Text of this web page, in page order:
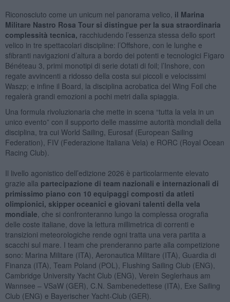
Riconosciuto come un unicum nel panorama velico, il Marina
Militare Nastro Rosa Tour si distingue per la sua straordinaria
complessità tecnica, racchiudendo l’essenza stessa dello sport
velico in tre spettacolari discipline: l’Offshore, con le lunghe e
sfibranti navigazioni d’altura a bordo dei potenti e tecnologici Figaro
Bénéteau 3, primi monotipi di serie dotati di foil; l’Inshore, con
regate avvincenti a ridosso della costa sui piccoli e velocissimi
Waszp; e infine il Board, la disciplina acrobatica del Wing Foil che
regalerà grandi emozioni a pochi metri dalla spiaggia.
Una formula rivoluzionaria che mette in scena “tutta la vela in un
unico evento” con il supporto delle massime autorità mondiali della
disciplina, tra cui World Sailing, Eurosaf (European Sailing
Federation), FIV (Federazione Italiana Vela) e RORC (Royal Ocean
Racing Club).
Il livello agonistico dell’edizione 2026 è particolarmente elevato
grazie alla partecipazione di team nazionali e internazionali di
primissimo piano con 10 equipaggi composti da atleti
olimpionici, skipper oceanici e giovani talenti della vela
mondiale, che si confronteranno lungo la complessa orografia
delle coste italiane, dove la lettura millimetrica di correnti e
transizioni meteorologiche rende ogni tratta una vera partita a
scacchi sul mare. I team che prenderanno parte alla competizione
sono: Marina Militare (ITA), Aeronautica Militare (ITA), Guardia di
Finanza (ITA), Team Poland (POL), Flushing Sailing Club (ENG),
Cambridge University Yacht Club (ENG), Verein Seglerhaus am
Wannsee – VSaW (GER), C.N. Sambenedettese (ITA), Exe Sailing
Club (ENG) e Bayerischer Yacht-Club (GER).